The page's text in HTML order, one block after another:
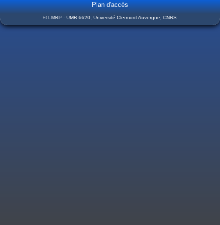
Plan d'accès
© LMBP - UMR 6620, Université Clermont Auvergne, CNRS